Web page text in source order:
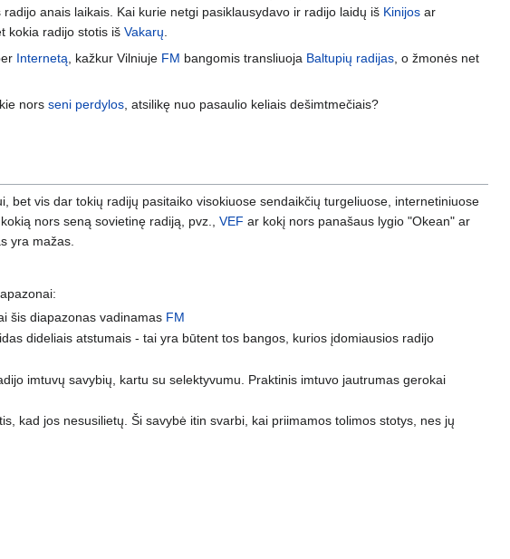
anais laikais. Kai kurie netgi pasiklausydavo ir radijo laidų iš Kinijos ar
kokia radijo stotis iš Vakarų
Internetą , kažkur Vilniuje FM bangomis transliuoja Baltupių radijas , o žmonės net
nors seni perdylos , atsilikę nuo pasaulio keliais dešimtmečiais?
bet vis dar tokių radijų pasitaiko visokiuose sendaikčių turgeliuose, internetiniuose
nors seną sovietinę radiją, pvz., VEF ar kokį nors panašaus lygio "Okean" ar
yra mažas.
šis diapazonas vadinamas FM
dideliais atstumais - tai yra būtent tos bangos, kurios įdomiausios radijo
imtuvų savybių, kartu su selektyvumu. Praktinis imtuvo jautrumas gerokai
kad jos nesusilietų. Ši savybė itin svarbi, kai priimamos tolimos stotys, nes jų